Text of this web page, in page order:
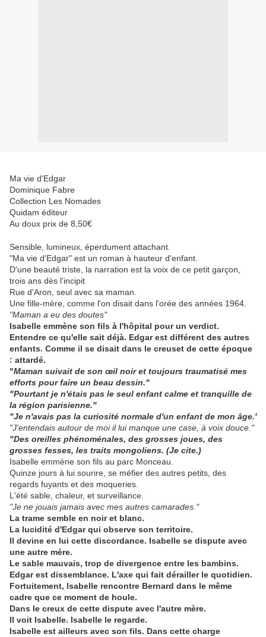
Ma vie d'Edgar
Dominique Fabre
Collection Les Nomades
Quidam éditeur
Au doux prix de 8,50€
Sensible, lumineux, éperdument attachant.
"Ma vie d'Edgar" est un roman à hauteur d'enfant.
D'une beauté triste, la narration est la voix de ce petit garçon,
trois ans dès l'incipit
Rue d'Aron, seul avec sa maman.
Une fille-mère, comme l'on disait dans l'orée des années 1964.
"Maman a eu des doutes"
Isabelle emmène son fils à l'hôpital pour un verdict.
Entendre ce qu'elle sait déjà. Edgar est différent des autres
enfants. Comme il se disait dans le creuset de cette époque
: attardé.
"Maman suivait de son œil noir et toujours traumatisé mes
efforts pour faire un beau dessin."
"Pourtant je n'étais pas le seul enfant calme et tranquille de
la région parisienne."
"Je n'avais pas la curiosité normale d'un enfant de mon âge.'
"J'entendais autour de moi il lui manque une case, à voix douce."
"Des oreilles phénoménales, des grosses joues, des
grosses fesses, les traits mongoliens. (Je cite.)
Isabelle emmène son fils au parc Monceau.
Quinze jours à lui sourire, se méfier des autres petits, des
regards fuyants et des moqueries.
L'été sable, chaleur, et surveillance.
"Je ne jouais jamais avec mes autres camarades."
La trame semble en noir et blanc.
La lucidité d'Edgar qui observe son territoire.
Il devine en lui cette discordance. Isabelle se dispute avec
une autre mère.
Le sable mauvais, trop de divergence entre les bambins.
Edgar est dissemblance. L'axe qui fait dérailler le quotidien.
Fortuitement, Isabelle rencontre Bernard dans le même
cadre que ce moment de houle.
Dans le creux de cette dispute avec l'autre mère.
Il voit Isabelle. Isabelle le regarde.
Isabelle est ailleurs avec son fils. Dans cette charge